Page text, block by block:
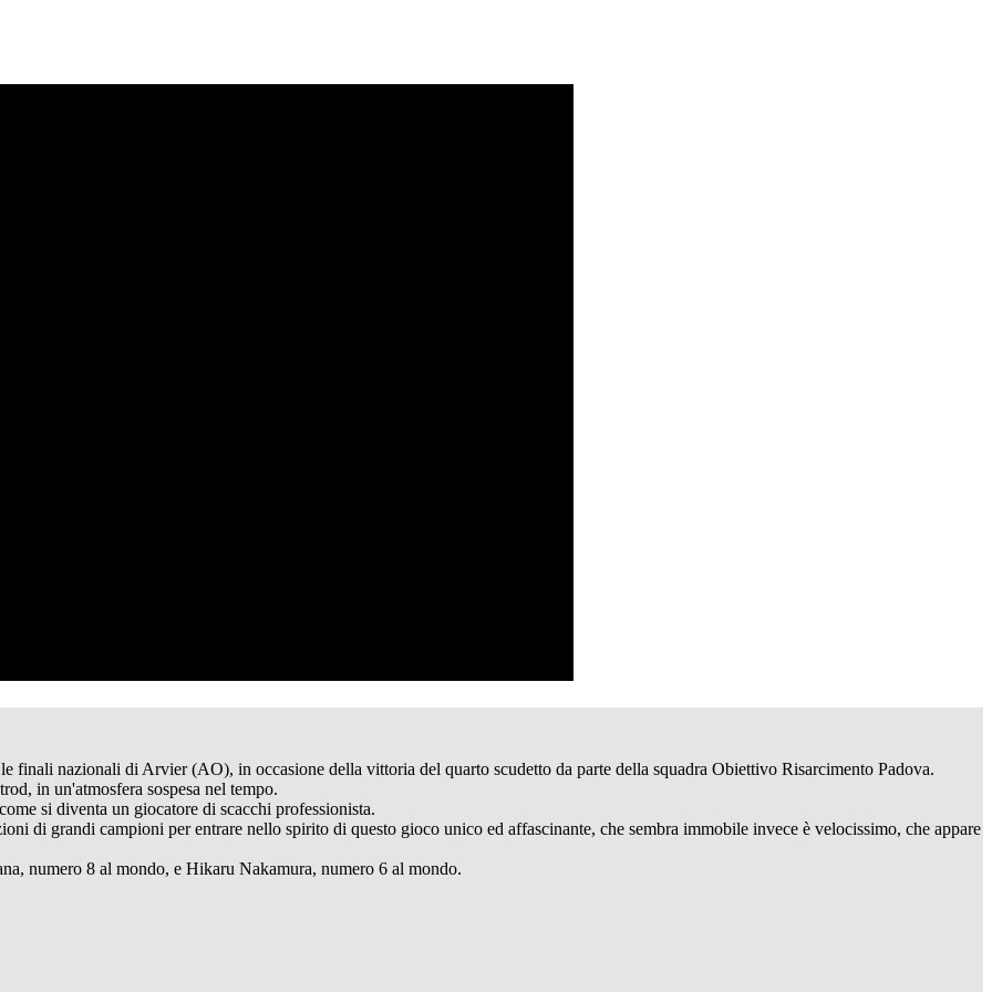
finali nazionali di Arvier (AO), in occasione della vittoria del quarto scudetto da parte della squadra Obiettivo Risarcimento Padova.
in un'atmosfera sospesa nel tempo.
si diventa un giocatore di scacchi professionista.
di grandi campioni per entrare nello spirito di questo gioco unico ed affascinante, che sembra immobile invece è velocissimo, che appare
numero 8 al mondo, e Hikaru Nakamura, numero 6 al mondo.